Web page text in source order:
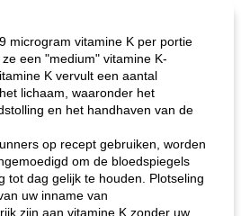
gemakkelijke rijst en hamburger een gerecht diner
microgram vitamine K per portie
een "medium" vitamine K-
K vervult een aantal
lichaam, waaronder het
en het handhaven van de
op recept gebruiken, worden
om de bloedspiegels
tot dag gelijk te houden. Plotseling
uw inname van
zijn aan vitamine K zonder uw